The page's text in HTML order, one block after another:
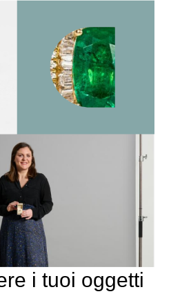
i tuoi oggetti